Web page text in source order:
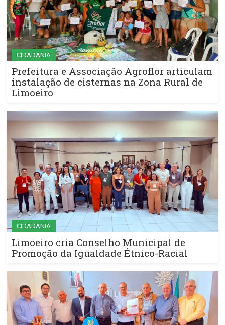
CIDADANIA
Prefeitura e Associação Agroflor articulam
instalação de cisternas na Zona Rural de
Limoeiro
CIDADANIA
Limoeiro cria Conselho Municipal de
Promoção da Igualdade Étnico-Racial